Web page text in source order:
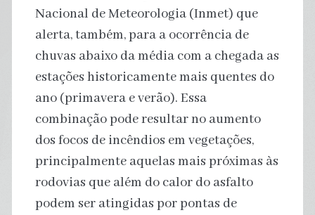
Nacional de Meteorologia (Inmet) que
alerta, também, para a ocorrência de
chuvas abaixo da média com a chegada as
estações historicamente mais quentes do
ano (primavera e verão). Essa
combinação pode resultar no aumento
dos focos de incêndios em vegetações,
principalmente aquelas mais próximas às
rodovias que além do calor do asfalto
podem ser atingidas por pontas de